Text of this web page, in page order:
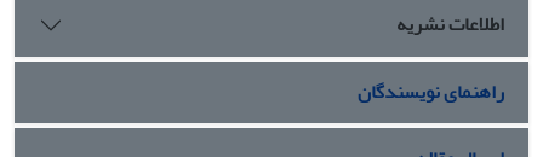
اطلاعات نشریه
راهنمای نویسندگان